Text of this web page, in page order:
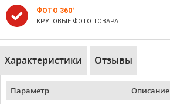
ФОТО 360°
КРУГОВЫЕ ФОТО ТОВАРА
Характеристики Отзывы
Параметр
Описание